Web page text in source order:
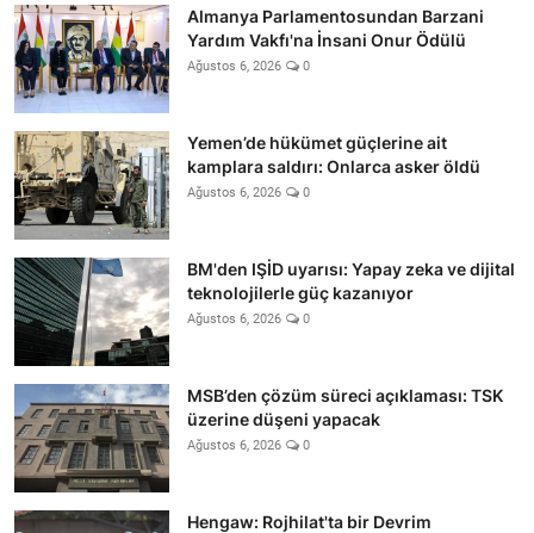
Almanya Parlamentosundan Barzani
Yardım Vakfı'na İnsani Onur Ödülü
Ağustos 6, 2026 0
Yemen’de hükümet güçlerine ait
kamplara saldırı: Onlarca asker öldü
Ağustos 6, 2026 0
BM'den IŞİD uyarısı: Yapay zeka ve dijital
teknolojilerle güç kazanıyor
Ağustos 6, 2026 0
MSB’den çözüm süreci açıklaması: TSK
üzerine düşeni yapacak
Ağustos 6, 2026 0
Hengaw: Rojhilat'ta bir Devrim